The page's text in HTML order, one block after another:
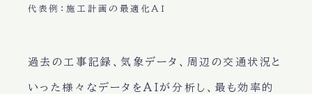
代表例：施工計画の最適化AI
過去の工事記録、気象データ、周辺の交通状況と
いった様々なデータをAIが分析し、最も効率的